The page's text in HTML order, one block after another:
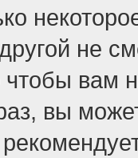
не
вам
вы